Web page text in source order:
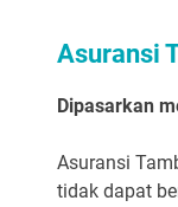
Asuransi
Dipasarkan
Asuransi
tidak dapat